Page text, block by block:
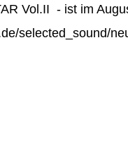
Vol.II - ist im
selected_sound/